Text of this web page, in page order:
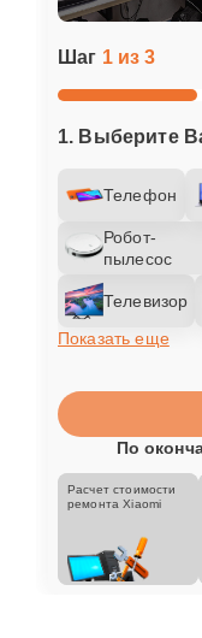
Шаг 1 из 3
1. Выберите
Телефон
Робот-
пылесос
Телевизор
Показать еще
По
Расчет стоимости
ремонта Xiaomi